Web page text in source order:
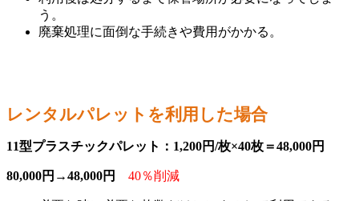
う。
廃棄処理に面倒な手続きや費用がかかる。
レンタルパレットを利用した場合
11型プラスチックパレット：1,200円/枚×40枚＝48,000円
80,000円→48,000円 40％削減